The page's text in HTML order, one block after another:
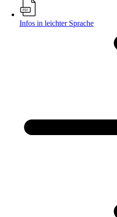
Infos in leichter Sprache